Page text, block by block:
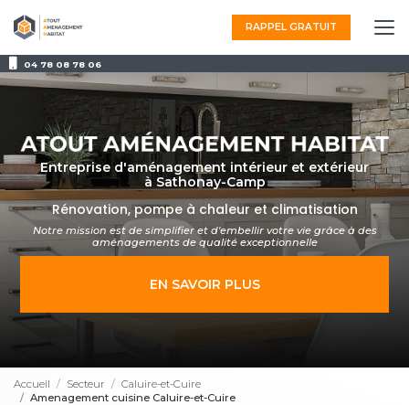
au
contenu
principal
04 78 08 78 06
RAPPEL GRATUIT
Entreprise d'aménagement intérieur et extérieur
à Sathonay-Camp
Rénovation, pompe à chaleur et climatisation
Notre mission est de simplifier et d'embellir votre vie grâce à des
aménagementsde qualité exceptionnelle
EN SAVOIR PLUS
Accueil Secteur
Caluire-et-Cuire
Amenagement cuisine Caluire-et-Cuire